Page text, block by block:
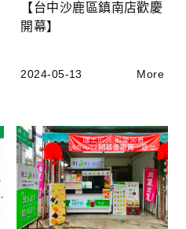
【台中沙鹿區鎮南店歡慶
開幕】
2024-05-13 More